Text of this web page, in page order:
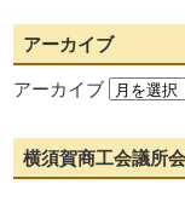
アーカイブ
アーカイブ
横須賀商工会議所